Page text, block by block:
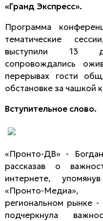
«Гранд Экспресс».
Программа
тематические
выступили 13
сопровождались
перерывах гости
обстановке за чашкой
Вступительное слово.
«Пронто-ДВ» -
рассказав о
интернете,
«Пронто-
региональном рынке
подчеркнула